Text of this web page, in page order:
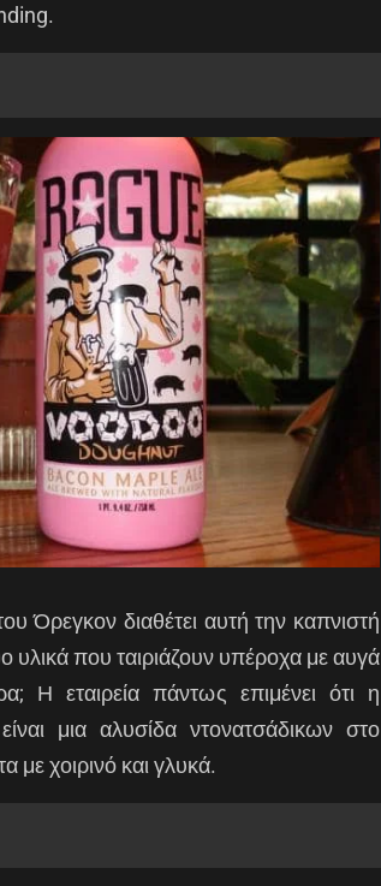
Όρεγκον διαθέτει αυτή την καπνιστή
που ταιριάζουν υπέροχα με αυγά
Η εταιρεία πάντως επιμένει ότι η
μια αλυσίδα ντονατσάδικων στο
με χοιρινό και γλυκά.